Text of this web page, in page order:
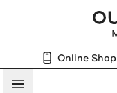
Online Shop